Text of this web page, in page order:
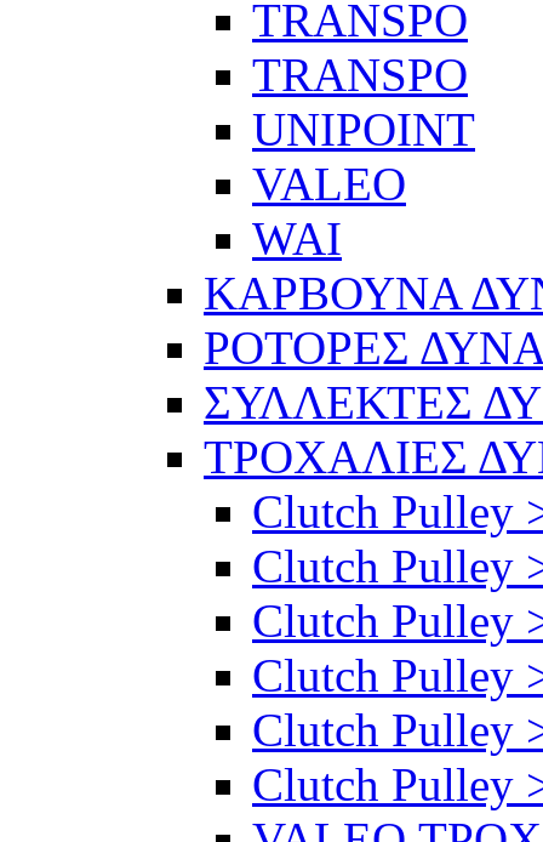
TRANSPO
TRANSPO
UNIPOINT
VALEO
WAI
ΚΑΡΒΟΥΝΑ
ΡΟΤΟΡΕΣ
ΣΥΛΛΕΚΤΕΣ
ΤΡΟΧΑΛΙΕΣ
Clutch Pulley
Clutch Pulley
Clutch Pulley
Clutch Pulley
Clutch Pulley
Clutch Pulley